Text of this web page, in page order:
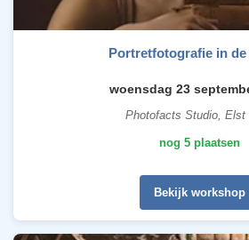
Portretfotografie in
woensdag 23
Photofacts Studio, Elst
nog 5 plaatsen
Bekijk workshop